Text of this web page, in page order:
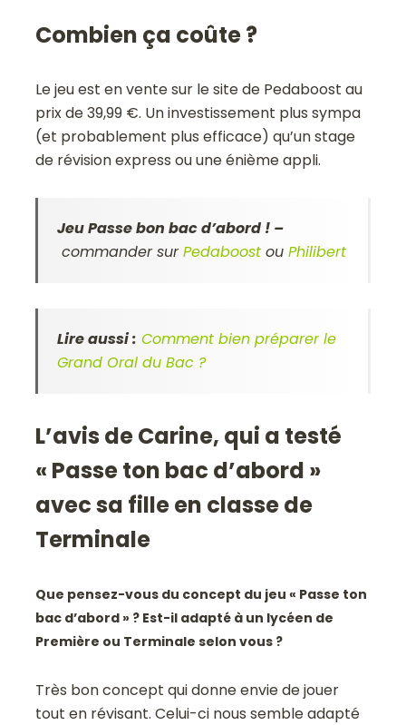
Combien ça coûte ?
Le jeu est en vente sur le site de Pedaboost au
prix de 39,99 €. Un investissement plus sympa
(et probablement plus efficace) qu’un stage
de révision express ou une énième appli.
Jeu Passe bon bac d’abord ! –
commander surPedaboost ouPhilibert
Lire aussi : Comment bien préparer le
Grand Oral du Bac ?
L’avis de Carine, qui a testé
« Passe ton bac d’abord »
avec sa fille en classe de
Terminale
Que pensez-vous du concept du jeu « Passe ton
bac d’abord » ? Est-il adapté à un lycéen de
Première ou Terminale selon vous ?
Très bon concept qui donne envie de jouer
tout en révisant. Celui-ci nous semble adapté